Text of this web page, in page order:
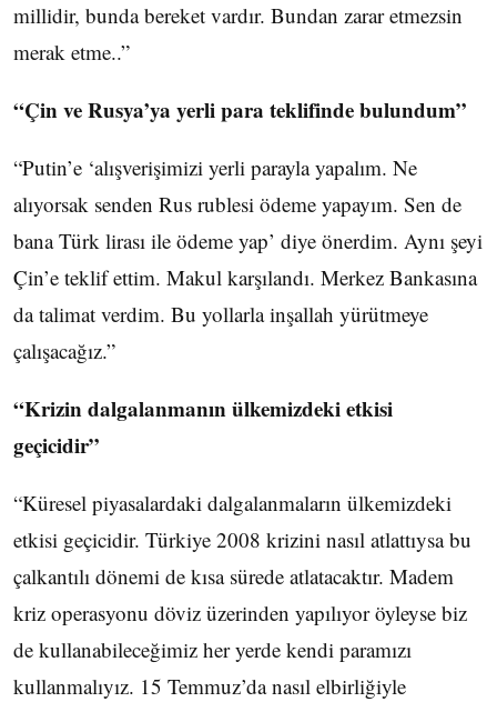
millidir, bunda bereket vardır. Bundan zarar etmezsin
merak etme..”
“Çin ve Rusya’ya yerli para teklifinde bulundum”
“Putin’e ‘alışverişimizi yerli parayla yapalım. Ne
alıyorsak senden Rus rublesi ödeme yapayım. Sen de
bana Türk lirası ile ödeme yap’ diye önerdim. Aynı şeyi
Çin’e teklif ettim. Makul karşılandı. Merkez Bankasına
da talimat verdim. Bu yollarla inşallah yürütmeye
çalışacağız.”
“Krizin dalgalanmanın ülkemizdeki etkisi
geçicidir”
“Küresel piyasalardaki dalgalanmaların ülkemizdeki
etkisi geçicidir. Türkiye 2008 krizini nasıl atlattıysa bu
çalkantılı dönemi de kısa sürede atlatacaktır. Madem
kriz operasyonu döviz üzerinden yapılıyor öyleyse biz
de kullanabileceğimiz her yerde kendi paramızı
kullanmalıyız. 15 Temmuz’da nasıl elbirliğiyle